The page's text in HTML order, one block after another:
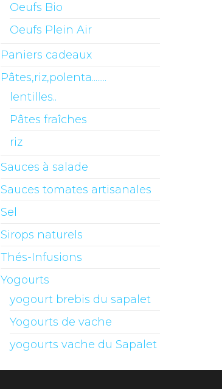
Oeufs Bio
Oeufs Plein Air
Paniers cadeaux
Pâtes,riz,polenta........
lentilles..
Pâtes fraîches
riz
Sauces à salade
Sauces tomates artisanales
Sel
Sirops naturels
Thés-Infusions
Yogourts
yogourt brebis du sapalet
Yogourts de vache
yogourts vache du Sapalet